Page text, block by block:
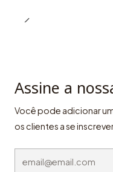
Assine a
Você pode adicionar
os clientes a se